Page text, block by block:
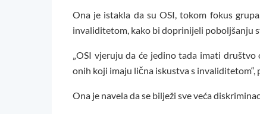
Ona je istakla da su OSI, tokom fokus
invaliditetom, kako bi doprinijeli poboljšanju
„OSI vjeruju da će jedino tada imati
onih koji imaju lična iskustva s invaliditetom“,
Ona je navela da se bilježi sve veća